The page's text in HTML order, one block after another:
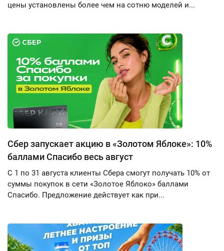
цены установлены более чем на сотню моделей и...
Сбер запускает акцию в «Золотом Яблоке»: 10%
баллами Спасибо весь август
С 1 по 31 августа клиенты Сбера смогут получать 10% от
суммы покупок в сети «Золотое Яблоко» баллами
Спасибо. Предложение действует как при...